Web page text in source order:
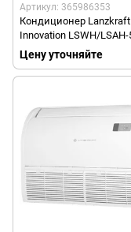
Артикул: 365986353
Кондиционер Lanzkraft
Innovation LSWH/LSAH-
Цену уточняйте